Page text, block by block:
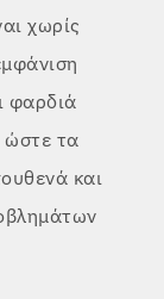
χωρίς
φαρδιά
ώστε τα
και